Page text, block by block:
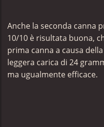
Anche la seconda canna
10/10 è risultata buona,
prima canna a causa
leggera carica di 24
ma ugualmente efficace.